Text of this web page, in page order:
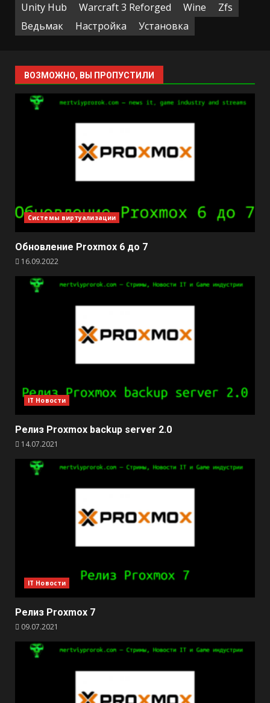
Unity Hub
Warcraft 3 Reforged Wine
Zfs
Ведьмак
Настройка Установка
ВОЗМОЖНО, ВЫ ПРОПУСТИЛИ
Системы виртуализации
Обновление Proxmox 6 до 7
16.09.2022
IT Новости
Релиз Proxmox backup server 2.0
14.07.2021
IT Новости
Релиз Proxmox 7
09.07.2021